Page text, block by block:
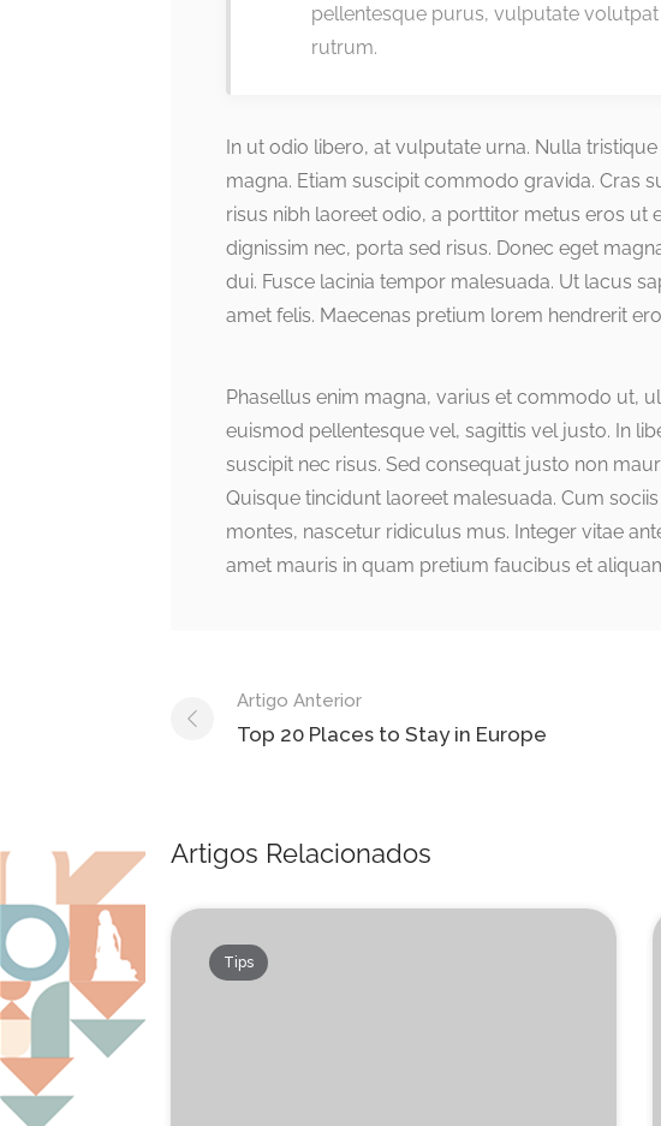
pellentesque purus, vulputate
rutrum.
In ut odio libero, at vulputate urna. Nulla
magna. Etiam suscipit commodo gravida. Cras
risus nibh laoreet odio, a porttitor metus eros ut
dignissim nec, porta sed risus. Donec eget
dui. Fusce lacinia tempor malesuada. Ut lacus
amet felis. Maecenas pretium lorem hendrerit
Phasellus enim magna, varius et commodo ut,
euismod pellentesque vel, sagittis vel justo. In
suscipit nec risus. Sed consequat justo non
Quisque tincidunt laoreet malesuada. Cum
montes, nascetur ridiculus mus. Integer vitae
amet mauris in quam pretium faucibus et
Post
navigation
Artigo Anterior
Top 20 Places to Stay in Europe
Artigos Relacionados
Tips